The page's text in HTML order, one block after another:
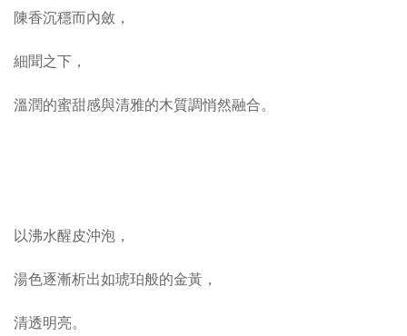
陳香沉穩而內斂，
細聞之下，
溫潤的蜜甜感與清雅的木質調悄然融合。
以沸水醒皮沖泡，
湯色逐漸析出如琥珀般的金黃，
清透明亮。